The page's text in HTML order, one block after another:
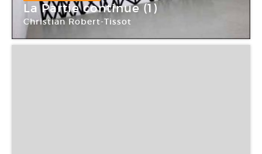
La Partie continue (1)
Christian Robert-Tissot
Crédac